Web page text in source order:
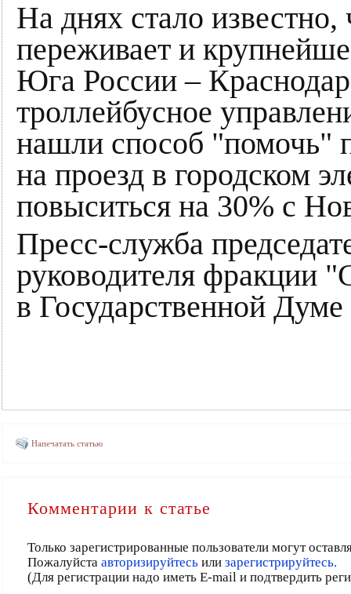
На днях стало
переживает и
Юга России –
троллейбусное
нашли способ "помочь"
на проезд в городском
повыситься на 30% с
Пресс-служба
руководителя
в Государственной
Напечатать статью
Комментарии к статье
Только зарегистрированные пользователи могут
Пожалуйста авторизируйтесьили зарегистрируйтесь.
(Для регистрации надо иметь E-mail и подтвердить